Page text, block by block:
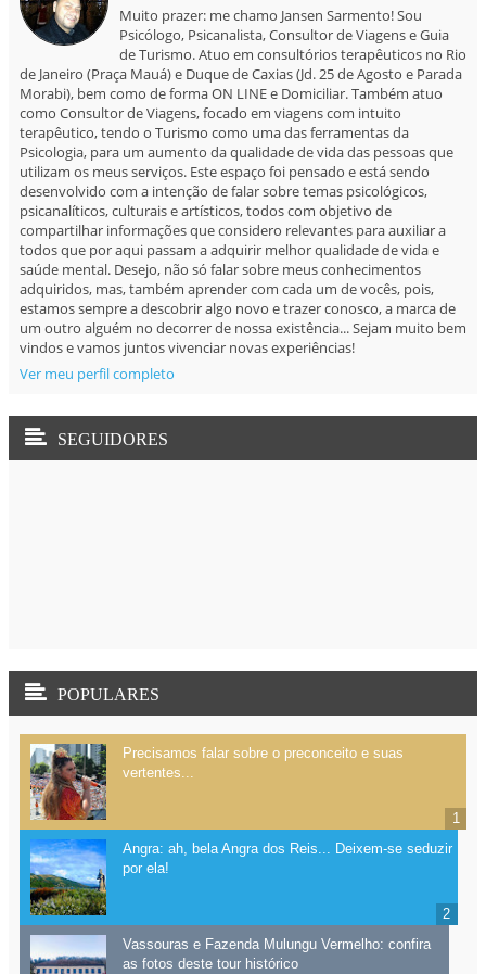
Muito prazer: me chamo Jansen Sarmento! Sou
Psicólogo, Psicanalista, Consultor de Viagens e Guia
de Turismo. Atuo em consultórios terapêuticos no Rio
de Janeiro (Praça Mauá) e Duque de Caxias (Jd. 25 de Agosto e Parada
Morabi), bem como de forma ON LINE e Domiciliar. Também atuo
como Consultor de Viagens, focado em viagens com intuito
terapêutico, tendo o Turismo como uma das ferramentas da
Psicologia, para um aumento da qualidade de vida das pessoas que
utilizam os meus serviços. Este espaço foi pensado e está sendo
desenvolvido com a intenção de falar sobre temas psicológicos,
psicanalíticos, culturais e artísticos, todos com objetivo de
compartilhar informações que considero relevantes para auxiliar a
todos que por aqui passam a adquirir melhor qualidade de vida e
saúde mental. Desejo, não só falar sobre meus conhecimentos
adquiridos, mas, também aprender com cada um de vocês, pois,
estamos sempre a descobrir algo novo e trazer conosco, a marca de
um outro alguém no decorrer de nossa existência... Sejam muito bem
vindos e vamos juntos vivenciar novas experiências!
Ver meu perfil completo
SEGUIDORES
POPULARES
Precisamos falar sobre o preconceito e suas
vertentes...
Angra: ah, bela Angra dos Reis... Deixem-se seduzir
por ela!
Vassouras e Fazenda Mulungu Vermelho: confira
as fotos deste tour histórico